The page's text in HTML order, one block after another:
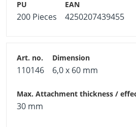
200 Pieces 4250207439455
110146 6,0 x 60 mm
30 mm